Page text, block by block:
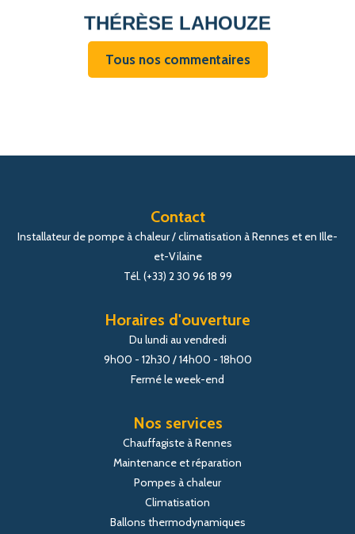
THÉRÈSE LAHOUZE
Tous nos commentaires
Contact
Installateur de pompe à chaleur / climatisation à Rennes et en Ille-
et-Vilaine
Tél. (+33) 2 30 96 18 99
Horaires d'ouverture
Du lundi au vendredi
9h00 - 12h30 / 14h00 - 18h00
Fermé le week-end
Nos services
Chauffagiste à Rennes
Maintenance et réparation
Pompes à chaleur
Climatisation
Ballons thermodynamiques